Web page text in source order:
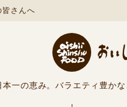
さんへ
本一の恵み。バラエティ豊か